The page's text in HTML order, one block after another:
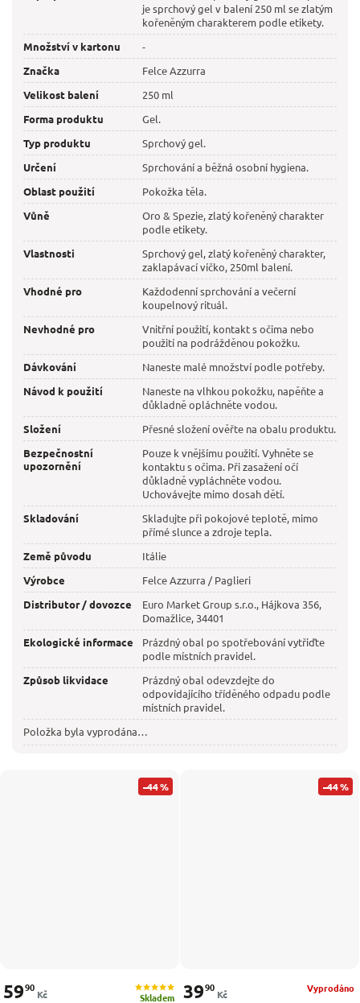
je sprchový gel v balení 250 ml se zlatým
kořeněným charakterem podle etikety.
Množství v kartonu
-
Značka
Felce Azzurra
Velikost balení
250 ml
Forma produktu
Gel.
Typ produktu
Sprchový gel.
Určení
Sprchování a běžná osobní hygiena.
Oblast použití
Pokožka těla.
Vůně
Oro & Spezie, zlatý kořeněný charakter
podle etikety.
Vlastnosti
Sprchový gel, zlatý kořeněný charakter,
zaklapávací víčko, 250ml balení.
Vhodné pro
Každodenní sprchování a večerní
koupelnový rituál.
Nevhodné pro
Vnitřní použití, kontakt s očima nebo
použití na podrážděnou pokožku.
Dávkování
Naneste malé množství podle potřeby.
Návod k použití
Naneste na vlhkou pokožku, napěňte a
důkladně opláchněte vodou.
Složení
Přesné složení ověřte na obalu produktu.
Bezpečnostní
upozornění
Pouze k vnějšímu použití. Vyhněte se
kontaktu s očima. Při zasažení očí
důkladně vypláchněte vodou.
Uchovávejte mimo dosah dětí.
Skladování
Skladujte při pokojové teplotě, mimo
přímé slunce a zdroje tepla.
Země původu
Itálie
Výrobce
Felce Azzurra / Paglieri
Distributor / dovozce
Euro Market Group s.r.o., Hájkova 356,
Domažlice, 34401
Ekologické informace
Prázdný obal po spotřebování vytřiďte
podle místních pravidel.
Způsob likvidace
Prázdný obal odevzdejte do
odpovídajícího tříděného odpadu podle
místních pravidel.
Položka byla vyprodána…
–44 %
Skladem
5990
Kč
–44 %
Vyprodáno
3990
Kč